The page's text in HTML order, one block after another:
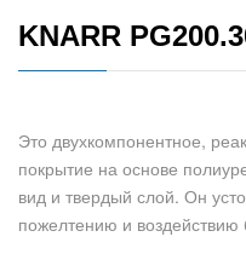
KNARR
Это двухкомпонентное,
покрытие на основе
вид и твердый слой. Он
пожелтению и